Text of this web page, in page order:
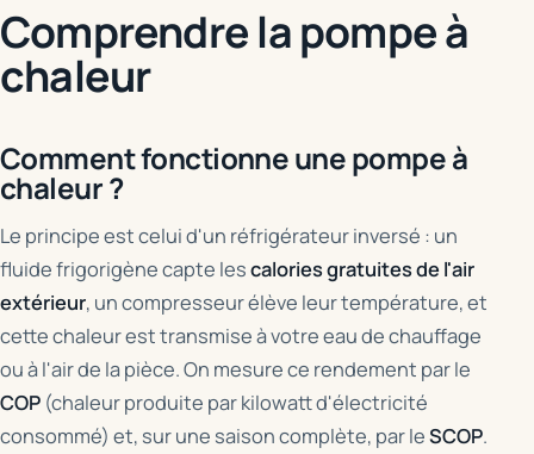
Comprendre la pompe à
chaleur
Comment fonctionne une pompe à
chaleur ?
Le principe est celui d'un réfrigérateur inversé : un
fluide frigorigène capte lescalories gratuites de l'air
extérieur, un compresseur élève leur température, et
cette chaleur est transmise à votre eau de chauffage
ou à l'air de la pièce. On mesure ce rendement par le
COP (chaleur produite par kilowatt d'électricité
consommé) et, sur une saison complète, par leSCOP.